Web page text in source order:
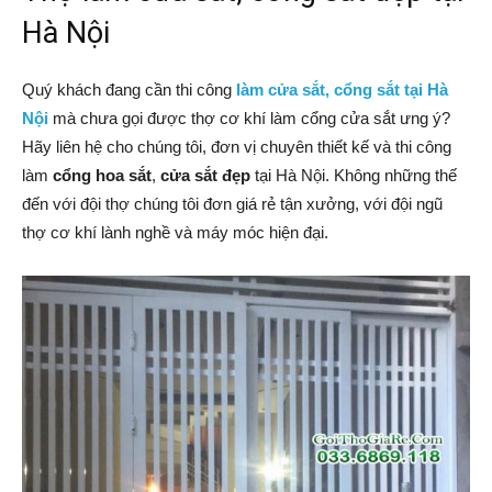
Hà Nội
Quý khách đang cần thi công làm cửa sắt, cổng sắt tại Hà
Nội mà chưa gọi được thợ cơ khí làm cổng cửa sắt ưng ý?
Hãy liên hệ cho chúng tôi, đơn vị chuyên thiết kế và thi công
làm cổng hoa sắt, cửa sắt đẹp tại Hà Nội. Không những thế
đến với đội thợ chúng tôi đơn giá rẻ tận xưởng, với đội ngũ
thợ cơ khí lành nghề và máy móc hiện đại.